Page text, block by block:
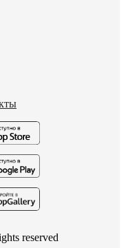
reserved